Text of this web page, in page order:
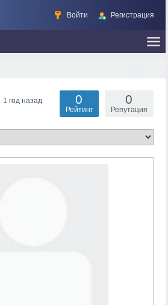
Войти Регистрация
1 год назад 0
Репутация
0
Рейтинг